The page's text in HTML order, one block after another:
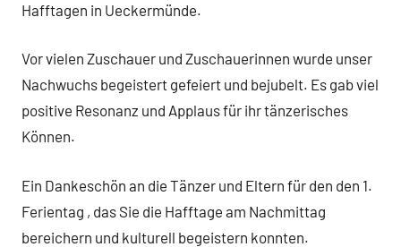
Stollhoff
Hafftagen in Ueckermünde.
Vor vielen Zuschauer und Zuschauerinnen wurde unser
Nachwuchs begeistert gefeiert und bejubelt. Es gab viel
positive Resonanz und Applaus für ihr tänzerisches
Können.
Ein Dankeschön an die Tänzer und Eltern für den den 1.
Ferientag , das Sie die Hafftage am Nachmittag
bereichern und kulturell begeistern konnten.